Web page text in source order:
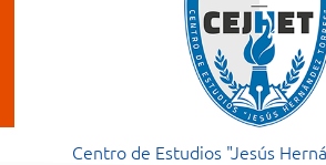
Centro de Estudios "Jesús